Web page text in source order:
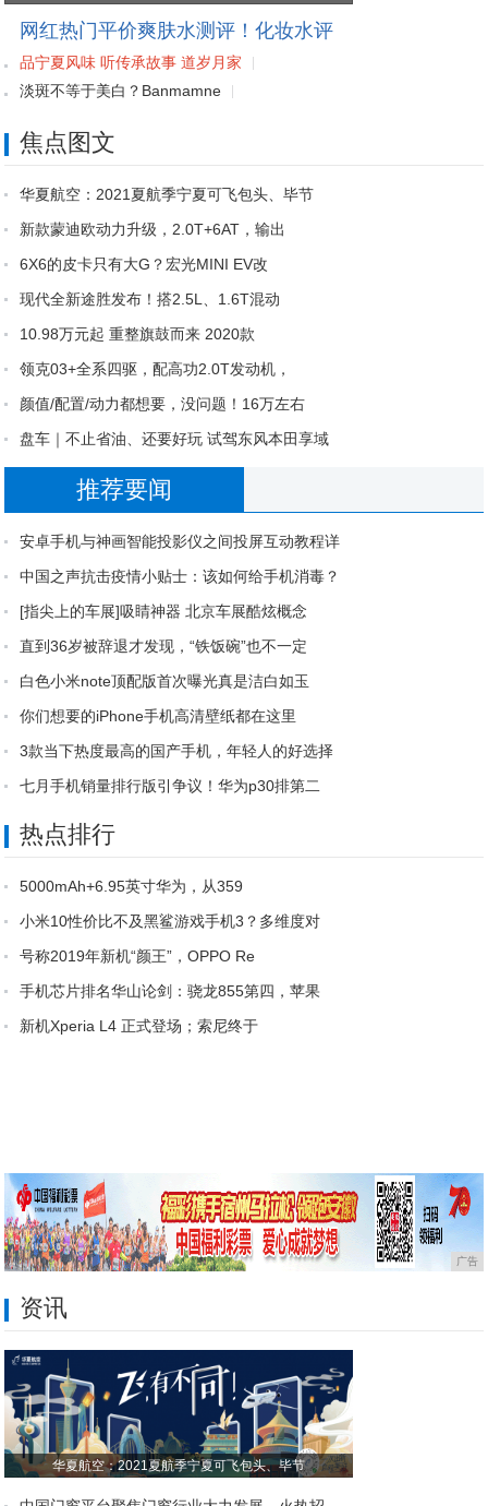
淡斑不等于美白？Banm
网红热门平价爽肤水测评！化妆水评
品宁夏风味 听传承故事 道岁月家
淡斑不等于美白？Banmamne
焦点图文
华夏航空：2021夏航季宁夏可飞包头、毕节
新款蒙迪欧动力升级，2.0T+6AT，输出
6X6的皮卡只有大G？宏光MINI EV改
现代全新途胜发布！搭2.5L、1.6T混动
10.98万元起 重整旗鼓而来 2020款
领克03+全系四驱，配高功2.0T发动机，
颜值/配置/动力都想要，没问题！16万左右
盘车｜不止省油、还要好玩 试驾东风本田享域
推荐要闻
安卓手机与神画智能投影仪之间投屏互动教程详
中国之声抗击疫情小贴士：该如何给手机消毒？
[指尖上的车展]吸睛神器 北京车展酷炫概念
直到36岁被辞退才发现，“铁饭碗”也不一定
白色小米note顶配版首次曝光真是洁白如玉
你们想要的iPhone手机高清壁纸都在这里
3款当下热度最高的国产手机，年轻人的好选择
七月手机销量排行版引争议！华为p30排第二
热点排行
5000mAh+6.95英寸华为，从359
小米10性价比不及黑鲨游戏手机3？多维度对
号称2019年新机“颜王”，OPPO Re
手机芯片排名华山论剑：骁龙855第四，苹果
新机Xperia L4 正式登场；索尼终于
广告
资讯
华夏航空：2021夏航季宁夏可飞包头、毕节